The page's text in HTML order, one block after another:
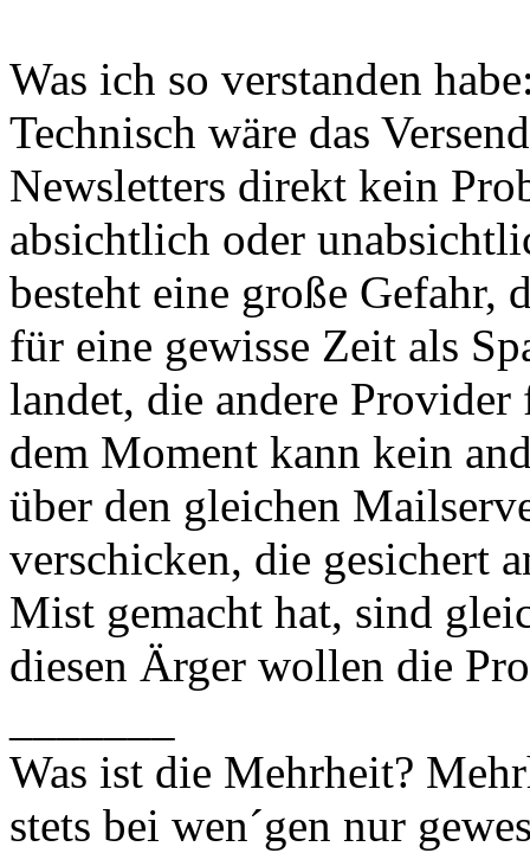
Was ich so verstanden
Technisch wäre das
Newsletters direkt kein
absichtlich oder
besteht eine große Gefahr,
für eine gewisse Zeit als
landet, die andere
dem Moment kann kein
über den gleichen
verschicken, die gesichert
Mist gemacht hat, sind
diesen Ärger wollen die
Was ist die Mehrheit?
stets bei wen´gen nur